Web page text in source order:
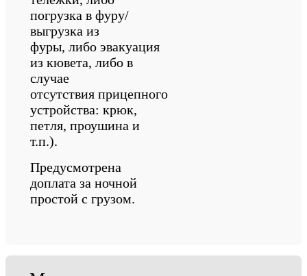
погрузка в фуру/
выгрузка из
фуры, либо эвакуация
из кювета, либо в
случае
отсутствия прицепного
устройства: крюк,
петля, проушина и
т.п.).
Предусмотрена
доплата за ночной
простой с грузом.